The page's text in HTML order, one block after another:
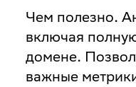
Чем полезно.
включая
домене.
важные